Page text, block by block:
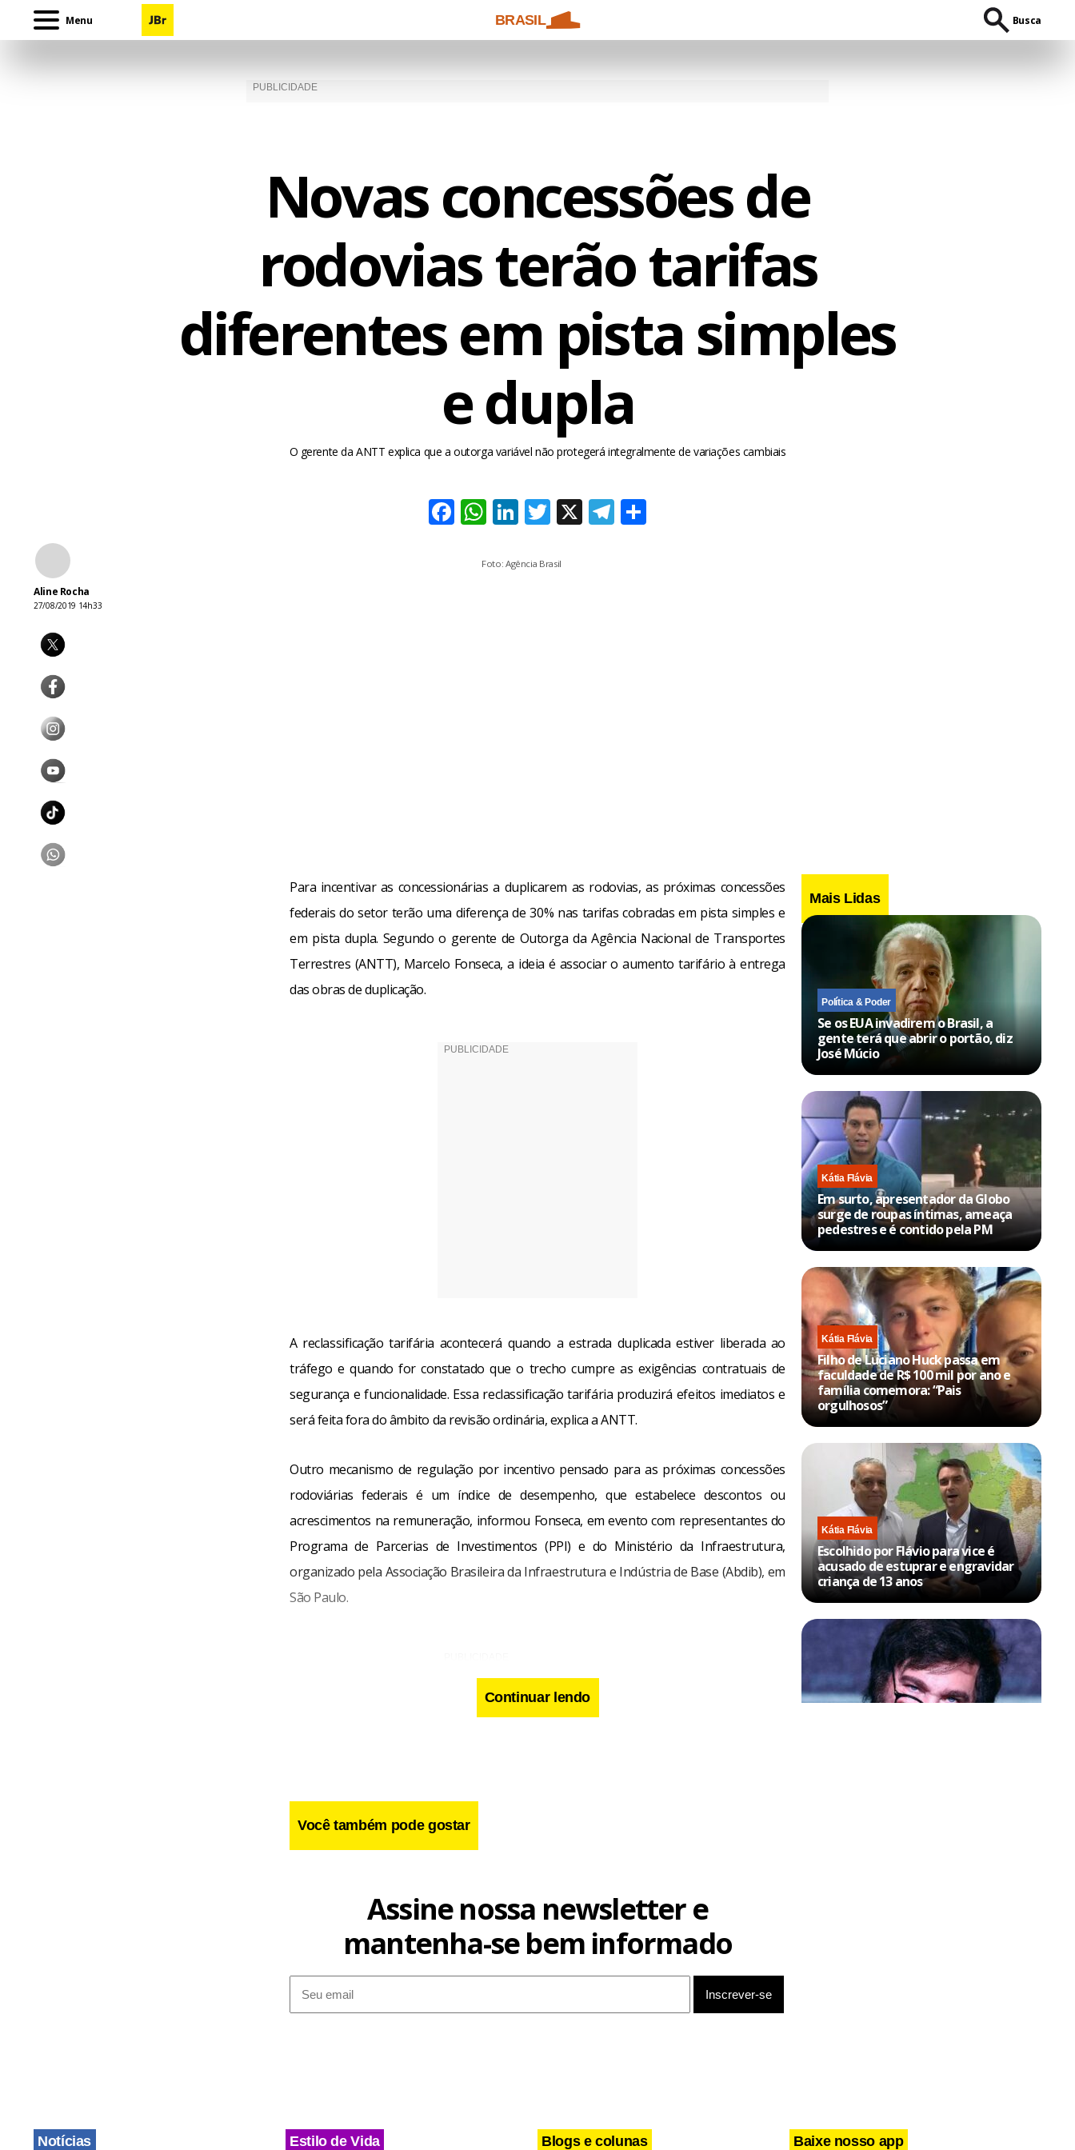
Menu BRASIL Busca
Novas concessões de
rodovias terão tarifas
diferentes em pista simples
e dupla
O gerente da ANTT explica que a outorga variável não protegerá integralmente de variações cambiais
Facebook
WhatsApp
LinkedIn
Twitter
X Telegram
Aline Rocha
27/08/2019 14h33
Foto: Agência Brasil
Para incentivar as concessionárias a duplicarem as rodovias, as próximas concessões
federais do setor terão uma diferença de 30% nas tarifas cobradas em pista simples e
em pista dupla. Segundo o gerente de Outorga da Agência Nacional de Transportes
Terrestres (ANTT), Marcelo Fonseca, a ideia é associar o aumento tarifário à entrega
das obras de duplicação.
A reclassificação tarifária acontecerá quando a estrada duplicada estiver liberada ao
tráfego e quando for constatado que o trecho cumpre as exigências contratuais de
segurança e funcionalidade. Essa reclassificação tarifária produzirá efeitos imediatos e
será feita fora do âmbito da revisão ordinária, explica a ANTT.
Outro mecanismo de regulação por incentivo pensado para as próximas concessões
rodoviárias federais é um índice de desempenho, que estabelece descontos ou
acrescimentos na remuneração, informou Fonseca, em evento com representantes do
Programa de Parcerias de Investimentos (PPI) e do Ministério da Infraestrutura,
organizado pela Associação Brasileira da Infraestrutura e Indústria de Base (Abdib), em
São Paulo.
Novo critério de seleção nos leilões
Segundo ele, os próximos leilões de rodovias federais trarão uma inovação no critério
acordo com Fonseca, esse é um porcentual seguro para que se tenha deságio tarifário
Continuar lendo
Você também pode gostar
Mais Lidas
Política & Poder
Se os EUA invadirem o Brasil, a
gente terá que abrir o portão, diz
José Múcio
Kátia Flávia
Em surto, apresentador da Globo
surge de roupas íntimas, ameaça
pedestres e é contido pela PM
Kátia Flávia
Filho de Luciano Huck passa em
faculdade de R$ 100 mil por ano e
família comemora: “Pais
orgulhosos”
Kátia Flávia
Escolhido por Flávio para vice é
acusado de estuprar e engravidar
criança de 13 anos
Assine nossa newsletter e
mantenha-se bem informado
Notícias Estilo de Vida Blogs e colunas Baixe nosso app